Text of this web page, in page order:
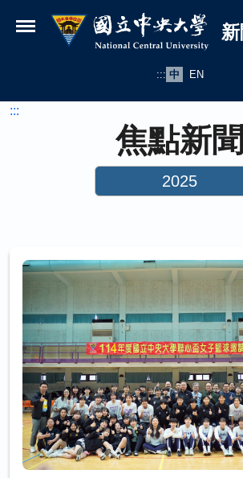
國立中央大學新聞網
::: 中 EN
:::
焦點新聞
2025